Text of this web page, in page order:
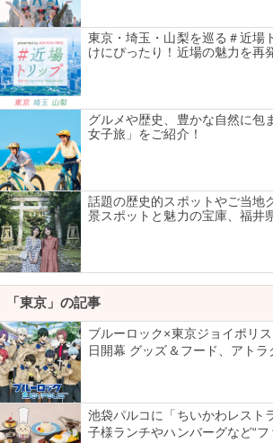
東京・埼玉・山梨を巡る＃近場
けにぴったり！近場の魅力を再
グルメや歴史、豊かな自然に包
女子旅」をご紹介！
話題の歴史的スポットやご当地
景スポットと魅力の宝庫、福井
「東京」の記事
ブルーロック×東京ジョイポリ
日開幕 グッズ＆フード、アト
池袋パルコに「ちいかわレスト
子様ランチやハンバーグなど“フ